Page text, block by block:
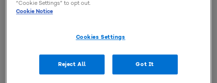
DESARROLLO WEB
aplicarlo?
empresa a lograr más ventas.
“Cookie Settings” to opt out.
Cookie Notice
Cookies Settings
Reject All Got It